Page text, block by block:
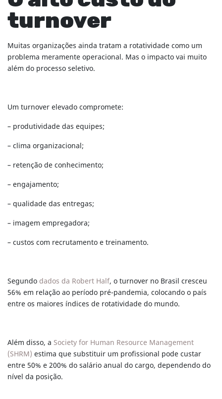
turnover
Muitas organizações ainda tratam a rotatividade como um
problema meramente operacional. Mas o impacto vai muito
além do processo seletivo.
Um turnover elevado compromete:
– produtividade das equipes;
– clima organizacional;
– retenção de conhecimento;
– engajamento;
– qualidade das entregas;
– imagem empregadora;
– custos com recrutamento e treinamento.
Segundo dados da Robert Half, o turnover no Brasil cresceu
56% em relação ao período pré-pandemia, colocando o país
entre os maiores índices de rotatividade do mundo.
Além disso, a Society for Human Resource Management
(SHRM) estima que substituir um profissional pode custar
entre 50% e 200% do salário anual do cargo, dependendo do
nível da posição.